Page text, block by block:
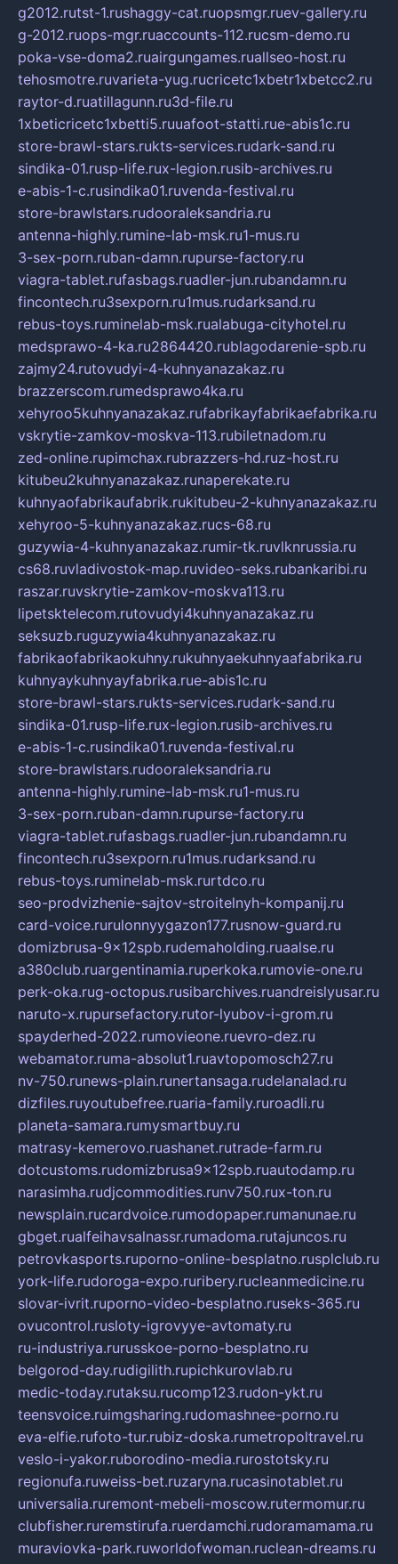
g2012.rutst-1.rushaggy-cat.ruopsmgr.ruev-gallery.ru
g-2012.ruops-mgr.ruaccounts-112.rucsm-demo.ru
poka-vse-doma2.ruairgungames.ruallseo-host.ru
tehosmotre.ruvarieta-yug.rucricetc1xbetr1xbetcc2.ru
raytor-d.ruatillagunn.ru3d-file.ru
1xbeticricetc1xbetti5.ruuafoot-statti.rue-abis1c.ru
store-brawl-stars.rukts-services.rudark-sand.ru
sindika-01.rusp-life.rux-legion.rusib-archives.ru
e-abis-1-c.rusindika01.ruvenda-festival.ru
store-brawlstars.rudooraleksandria.ru
antenna-highly.rumine-lab-msk.ru1-mus.ru
3-sex-porn.ruban-damn.rupurse-factory.ru
viagra-tablet.rufasbags.ruadler-jun.rubandamn.ru
fincontech.ru3sexporn.ru1mus.rudarksand.ru
rebus-toys.ruminelab-msk.rualabuga-cityhotel.ru
medsprawo-4-ka.ru2864420.rublagodarenie-spb.ru
zajmy24.rutovudyi-4-kuhnyanazakaz.ru
brazzerscom.rumedsprawo4ka.ru
xehyroo5kuhnyanazakaz.rufabrikayfabrikaefabrika.ru
vskrytie-zamkov-moskva-113.rubiletnadom.ru
zed-online.rupimchax.rubrazzers-hd.ruz-host.ru
kitubeu2kuhnyanazakaz.runaperekate.ru
kuhnyaofabrikaufabrik.rukitubeu-2-kuhnyanazakaz.ru
xehyroo-5-kuhnyanazakaz.rucs-68.ru
guzywia-4-kuhnyanazakaz.rumir-tk.ruvlknrussia.ru
cs68.ruvladivostok-map.ruvideo-seks.rubankaribi.ru
raszar.ruvskrytie-zamkov-moskva113.ru
lipetsktelecom.rutovudyi4kuhnyanazakaz.ru
seksuzb.ruguzywia4kuhnyanazakaz.ru
fabrikaofabrikaokuhny.rukuhnyaekuhnyaafabrika.ru
kuhnyaykuhnyayfabrika.rue-abis1c.ru
store-brawl-stars.rukts-services.rudark-sand.ru
sindika-01.rusp-life.rux-legion.rusib-archives.ru
e-abis-1-c.rusindika01.ruvenda-festival.ru
store-brawlstars.rudooraleksandria.ru
antenna-highly.rumine-lab-msk.ru1-mus.ru
3-sex-porn.ruban-damn.rupurse-factory.ru
viagra-tablet.rufasbags.ruadler-jun.rubandamn.ru
fincontech.ru3sexporn.ru1mus.rudarksand.ru
rebus-toys.ruminelab-msk.rurtdco.ru
seo-prodvizhenie-sajtov-stroitelnyh-kompanij.ru
card-voice.rurulonnyygazon177.rusnow-guard.ru
domizbrusa-9x12spb.rudemaholding.ruaalse.ru
a380club.ruargentinamia.ruperkoka.rumovie-one.ru
perk-oka.rug-octopus.rusibarchives.ruandreislyusar.ru
naruto-x.rupursefactory.rutor-lyubov-i-grom.ru
spayderhed-2022.rumovieone.ruevro-dez.ru
webamator.ruma-absolut1.ruavtopomosch27.ru
nv-750.runews-plain.runertansaga.rudelanalad.ru
dizfiles.ruyoutubefree.ruaria-family.ruroadli.ru
planeta-samara.rumysmartbuy.ru
matrasy-kemerovo.ruashanet.rutrade-farm.ru
dotcustoms.rudomizbrusa9x12spb.ruautodamp.ru
narasimha.rudjcommodities.runv750.rux-ton.ru
newsplain.rucardvoice.rumodopaper.rumanunae.ru
gbget.rualfeihavsalnassr.rumadoma.rutajuncos.ru
petrovkasports.ruporno-online-besplatno.rusplclub.ru
york-life.rudoroga-expo.ruribery.rucleanmedicine.ru
slovar-ivrit.ruporno-video-besplatno.ruseks-365.ru
ovucontrol.rusloty-igrovyye-avtomaty.ru
ru-industriya.rurusskoe-porno-besplatno.ru
belgorod-day.rudigilith.rupichkurovlab.ru
medic-today.rutaksu.rucomp123.rudon-ykt.ru
teensvoice.ruimgsharing.rudomashnee-porno.ru
eva-elfie.rufoto-tur.rubiz-doska.rumetropoltravel.ru
veslo-i-yakor.ruborodino-media.rurostotsky.ru
regionufa.ruweiss-bet.ruzaryna.rucasinotablet.ru
universalia.ruremont-mebeli-moscow.rutermomur.ru
clubfisher.ruremstirufa.ruerdamchi.rudoramamama.ru
muraviovka-park.ruworldofwoman.ruclean-dreams.ru